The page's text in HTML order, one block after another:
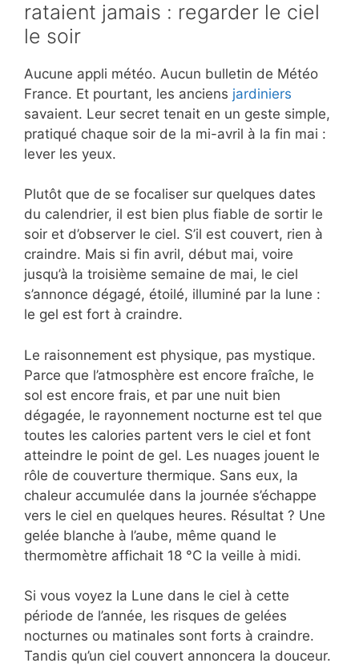
rataient jamais : regarder le ciel
le soir
Aucune appli météo. Aucun bulletin de Météo
France. Et pourtant, les anciens jardiniers
savaient. Leur secret tenait en un geste simple,
pratiqué chaque soir de la mi-avril à la fin mai :
lever les yeux.
Plutôt que de se focaliser sur quelques dates
du calendrier, il est bien plus fiable de sortir le
soir et d’observer le ciel. S’il est couvert, rien à
craindre. Mais si fin avril, début mai, voire
jusqu’à la troisième semaine de mai, le ciel
s’annonce dégagé, étoilé, illuminé par la lune :
le gel est fort à craindre.
Le raisonnement est physique, pas mystique.
Parce que l’atmosphère est encore fraîche, le
sol est encore frais, et par une nuit bien
dégagée, le rayonnement nocturne est tel que
toutes les calories partent vers le ciel et font
atteindre le point de gel. Les nuages jouent le
rôle de couverture thermique. Sans eux, la
chaleur accumulée dans la journée s’échappe
vers le ciel en quelques heures. Résultat ? Une
gelée blanche à l’aube, même quand le
thermomètre affichait 18 °C la veille à midi.
Si vous voyez la Lune dans le ciel à cette
période de l’année, les risques de gelées
nocturnes ou matinales sont forts à craindre.
Tandis qu’un ciel couvert annoncera la douceur.